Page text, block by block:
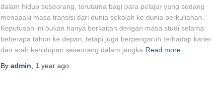
dalam hidup seseorang, terutama bagi para pelajar yang sedang
menapaki masa transisi dari dunia sekolah ke dunia perkuliahan.
Keputusan ini bukan hanya berkaitan dengan masa studi selama
beberapa tahun ke depan, tetapi juga berpengaruh terhadap karier
dan arah kehidupan seseorang dalam jangka Read more…
By admin 1 year ago